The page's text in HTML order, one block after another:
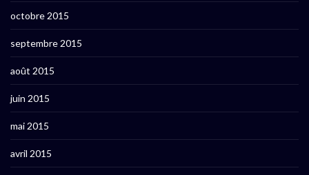
octobre 2015
septembre 2015
août 2015
juin 2015
mai 2015
avril 2015